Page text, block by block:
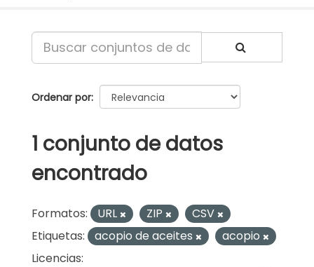
Ordenar por
1 conjunto de datos
encontrado
Formatos: URL ZIP
CSV
Etiquetas:
acopio de aceites
acopio
Licencias: